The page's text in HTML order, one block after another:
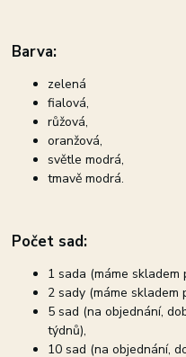
Barva:
zelená
fialová,
růžová,
oranžová,
světle modrá,
tmavě modrá.
Počet sad:
1 sada (máme skladem
2 sady (máme skladem
5 sad (na objednání,
týdnů),
10 sad (na objednání,